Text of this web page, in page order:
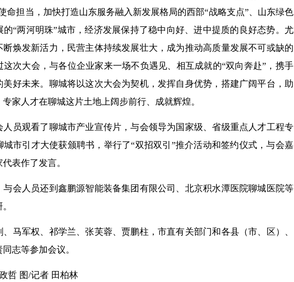
命担当，加快打造山东服务融入新发展格局的西部“战略支点”、山东绿色
的“两河明珠”城市，经济发展保持了稳中向好、进中提质的良好态势。尤
断焕发新活力，民营主体持续发展壮大，成为推动高质量发展不可或缺的
这次大会，与各位企业家来一场不负遇见、相互成就的“双向奔赴”，携手
美好未来。聊城将以这次大会为契机，发挥自身优势，搭建广阔平台，助
家人才在聊城这片土地上阔步前行、成就辉煌。
观看了聊城市产业宣传片，与会领导为国家级、省级重点人才工程专
城市引才大使获颁聘书，举行了“双招双引”推介活动和签约仪式，与会嘉
表作了发言。
人员还到鑫鹏源智能装备集团有限公司、北京积水潭医院聊城医院等
军权、祁学兰、张芙蓉、贾鹏柱，市直有关部门和各县（市、区）、
志等参加会议。
图/记者 田柏林